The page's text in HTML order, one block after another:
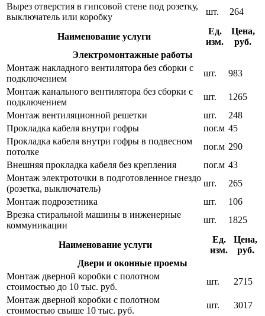
Вырез отверстия в гипсовой стене под розетку,
выключатель или коробку
шт. 264
Наименование услуги
Ед.
изм.
Цена,
руб.
Электромонтажные работы
Монтаж накладного вентилятора без сборки с
подключением
шт.
983
Монтаж канального вентилятора без сборки с
подключением
шт.
1265
Монтаж вентиляционной решетки
шт.
248
Прокладка кабеля внутри гофры
пог.м 45
Прокладка кабеля внутри гофры в подвесном
потолке
пог.м 290
Внешняя прокладка кабеля без крепления
пог.м 43
Монтаж электроточки в подготовленное гнездо
(розетка, выключатель)
шт.
265
Монтаж подрозетника
шт.
106
Врезка стиральной машины в инженерные
коммуникации
шт. 1825
Наименование услуги
Ед.
изм.
Цена,
руб.
Двери и оконные проемы
Монтаж дверной коробки с полотном
стоимостью до 10 тыс. руб.
шт.
2715
Монтаж дверной коробки с полотном
стоимостью свыше 10 тыс. руб.
шт.
3017